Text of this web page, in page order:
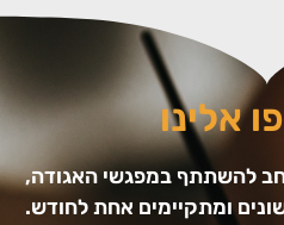
אלינו
להשתתף במפגשי האגודה,
ומתקיימים אחת לחודש.